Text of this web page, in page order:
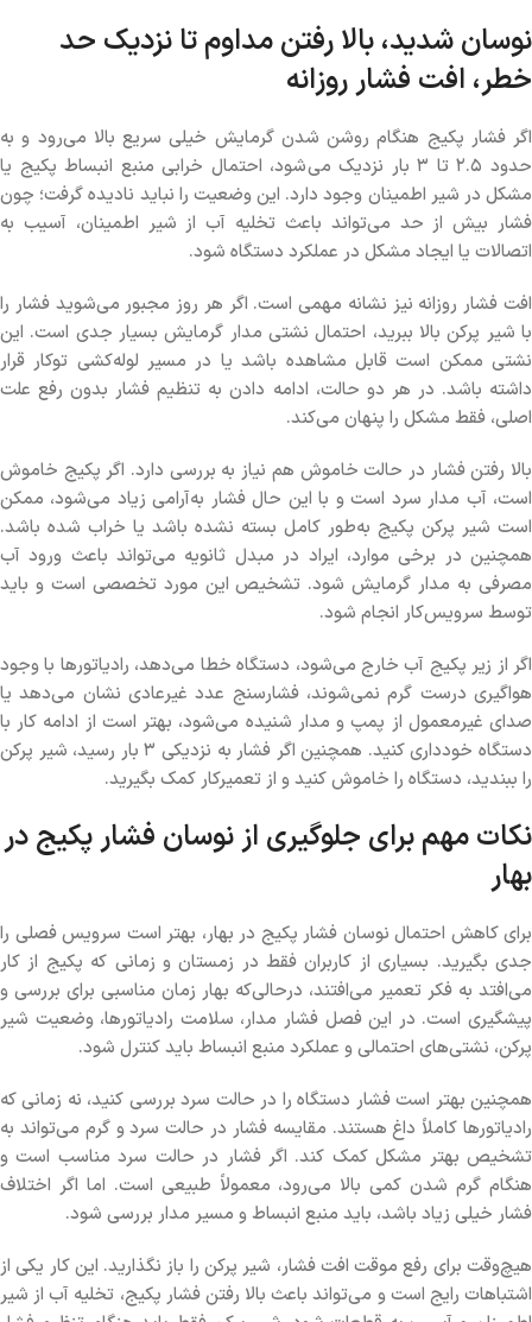
نوسان شدید، بالا رفتن مداوم تا نزدیک حد
خطر، افت فشار روزانه
اگر فشار پکیج هنگام روشن شدن گرمایش خیلی سریع بالا می‌رود و به
حدود ۲.۵ تا ۳ بار نزدیک می‌شود، احتمال خرابی منبع انبساط پکیج یا
مشکل در شیر اطمینان وجود دارد. این وضعیت را نباید نادیده گرفت؛ چون
فشار بیش از حد می‌تواند باعث تخلیه آب از شیر اطمینان، آسیب به
اتصالات یا ایجاد مشکل در عملکرد دستگاه شود.
افت فشار روزانه نیز نشانه مهمی است. اگر هر روز مجبور می‌شوید فشار را
با شیر پرکن بالا ببرید، احتمال نشتی مدار گرمایش بسیار جدی است. این
نشتی ممکن است قابل مشاهده باشد یا در مسیر لوله‌کشی توکار قرار
داشته باشد. در هر دو حالت، ادامه دادن به تنظیم فشار بدون رفع علت
اصلی، فقط مشکل را پنهان می‌کند.
بالا رفتن فشار در حالت خاموش هم نیاز به بررسی دارد. اگر پکیج خاموش
است، آب مدار سرد است و با این حال فشار به‌آرامی زیاد می‌شود، ممکن
است شیر پرکن پکیج به‌طور کامل بسته نشده باشد یا خراب شده باشد.
همچنین در برخی موارد، ایراد در مبدل ثانویه می‌تواند باعث ورود آب
مصرفی به مدار گرمایش شود. تشخیص این مورد تخصصی است و باید
توسط سرویس‌کار انجام شود.
اگر از زیر پکیج آب خارج می‌شود، دستگاه خطا می‌دهد، رادیاتورها با وجود
هواگیری درست گرم نمی‌شوند، فشارسنج عدد غیرعادی نشان می‌دهد یا
صدای غیرمعمول از پمپ و مدار شنیده می‌شود، بهتر است از ادامه کار با
دستگاه خودداری کنید. همچنین اگر فشار به نزدیکی ۳ بار رسید، شیر پرکن
را ببندید، دستگاه را خاموش کنید و از تعمیرکار کمک بگیرید.
نکات مهم برای جلوگیری از نوسان فشار پکیج در
بهار
برای کاهش احتمال نوسان فشار پکیج در بهار، بهتر است سرویس فصلی را
جدی بگیرید. بسیاری از کاربران فقط در زمستان و زمانی که پکیج از کار
می‌افتد به فکر تعمیر می‌افتند، درحالی‌که بهار زمان مناسبی برای بررسی و
پیشگیری است. در این فصل فشار مدار، سلامت رادیاتورها، وضعیت شیر
پرکن، نشتی‌های احتمالی و عملکرد منبع انبساط باید کنترل شود.
همچنین بهتر است فشار دستگاه را در حالت سرد بررسی کنید، نه زمانی که
رادیاتورها کاملاً داغ هستند. مقایسه فشار در حالت سرد و گرم می‌تواند به
تشخیص بهتر مشکل کمک کند. اگر فشار در حالت سرد مناسب است و
هنگام گرم شدن کمی بالا می‌رود، معمولاً طبیعی است. اما اگر اختلاف
فشار خیلی زیاد باشد، باید منبع انبساط و مسیر مدار بررسی شود.
هیچ‌وقت برای رفع موقت افت فشار، شیر پرکن را باز نگذارید. این کار یکی از
اشتباهات رایج است و می‌تواند باعث بالا رفتن فشار پکیج، تخلیه آب از شیر